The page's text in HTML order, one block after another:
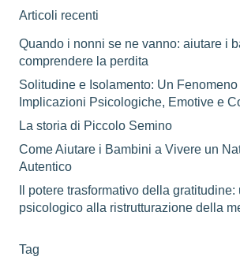
Articoli recenti
Quando i nonni se ne vanno: aiutare i
comprendere la perdita
Solitudine e Isolamento: Un
Implicazioni Psicologiche, Emotive e
La storia di Piccolo Semino
Come Aiutare i Bambini a Vivere un
Autentico
Il potere trasformativo della
psicologico alla ristrutturazione della
Tag